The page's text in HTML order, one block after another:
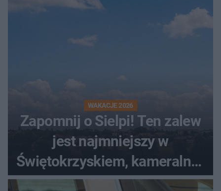
WAKACJE 2026
Zapomnij o Sielpi! Ten zalew
jest najmniejszy w
Świętokrzyskiem, kameralny i
bez tłumów